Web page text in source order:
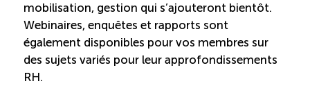
Recrutement de travailleurs étrangers
Ressources
mobilisation, gestion qui s’ajouteront bientôt.
Webinaires, enquêtes et rapports sont
également disponibles pour vos membres sur
des sujets variés pour leur approfondissements
RH.